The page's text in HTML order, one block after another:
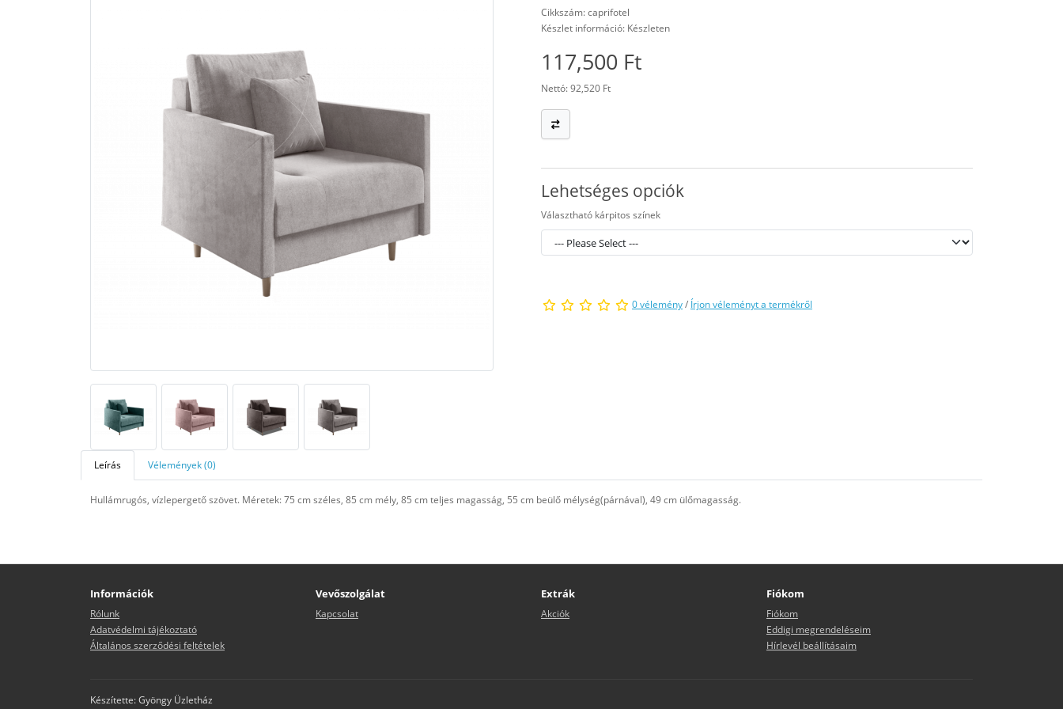
Cikkszám: caprifotel
Készlet információ: Készleten
117,500 Ft
Nettó: 92,520 Ft
Lehetséges opciók
Választható kárpitos színek
0 vélemény/ Írjon véleményt a termékről
Leírás Vélemények (0)
Hullámrugós, vízlepergető szövet. Méretek: 75 cm széles, 85 cm mély, 85 cm teljes magasság, 55 cm beülő mélység(párnával), 49 cm ülőmagasság.
Információk
Rólunk
Adatvédelmi tájékoztató
Általános szerződési feltételek
Vevőszolgálat
Kapcsolat
Extrák
Akciók
Fiókom
Fiókom
Eddigi megrendeléseim
Hírlevél beállításaim
Készítette: Gyöngy Üzletház